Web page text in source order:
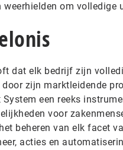
weerhielden om volledige
dat elk bedrijf zijn
door zijn marktleidende
een reeks
voor
beheren van elk facet
acties en